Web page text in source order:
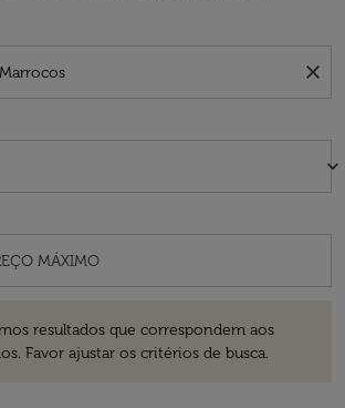
close
keyboard_arrow_down
resultados que correspondem aos
Favor ajustar os critérios de busca.